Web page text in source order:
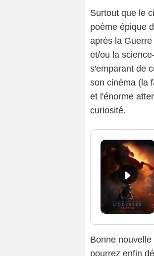
Surtout que le
poème épique
après la
et/ou la
s'emparant de
son cinéma (la
et l'énorme
curiosité.
Bonne
pourrez enfin